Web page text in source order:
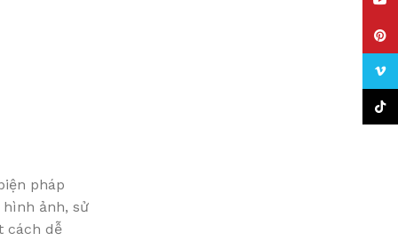
pháp
ảnh, sử
cách dễ